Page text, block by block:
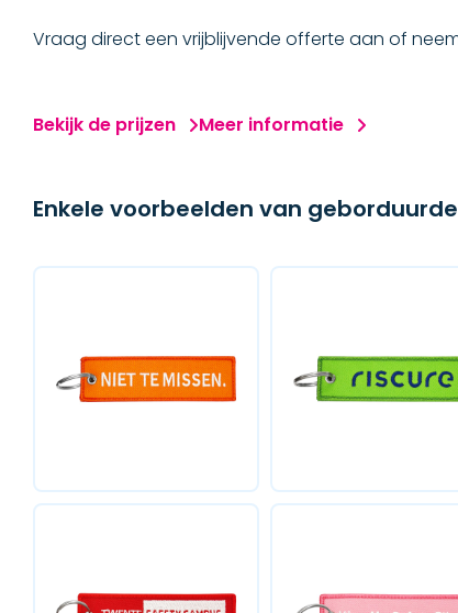
Vraag direct een vrijblijvende offerte aan of
Bekijk de prijzen Meer informatie
Enkele voorbeelden van
Sleutelhanger rubber
Koord sleutelhangers